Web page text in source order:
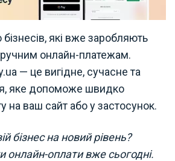
які вже заробляють
онлайн-платежам.
— це вигідне, сучасне та
яке допоможе швидко
на ваш сайт або у застосунок.
бізнес на новий рівень?
онлайн-оплати вже сьогодні.